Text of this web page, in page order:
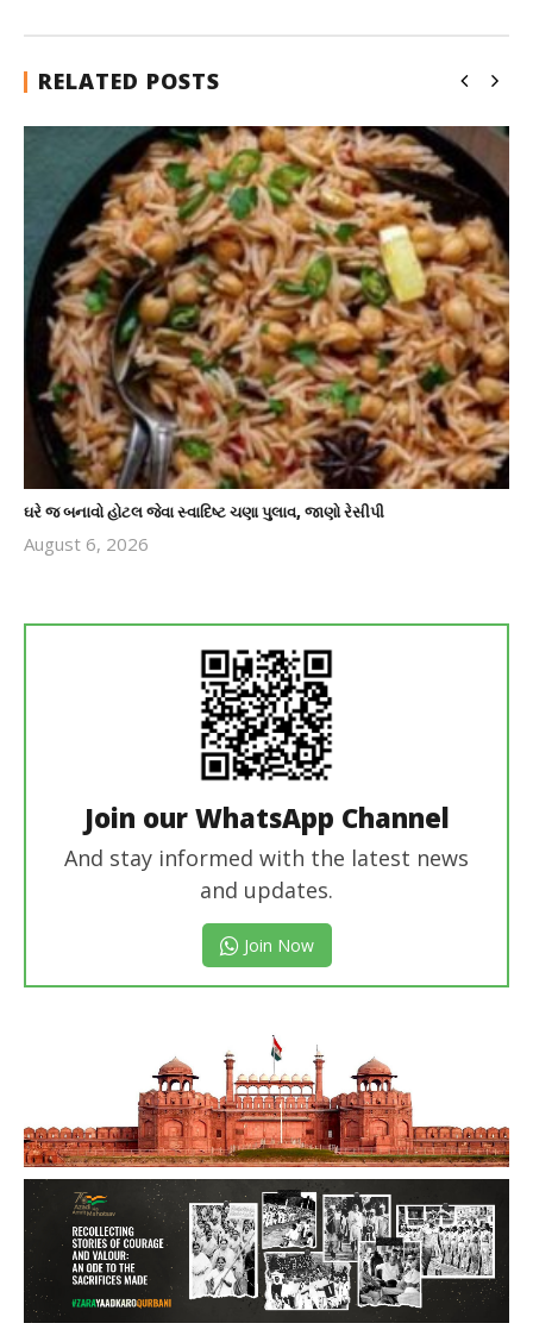
RELATED POSTS
ઘરે જ બનાવો હોટલ જેવા સ્વાદિષ્ટ ચણા પુલાવ, જાણો રેસીપી
August 6, 2026
Join our WhatsApp Channel
And stay informed with the latest news
and updates.
Join Now